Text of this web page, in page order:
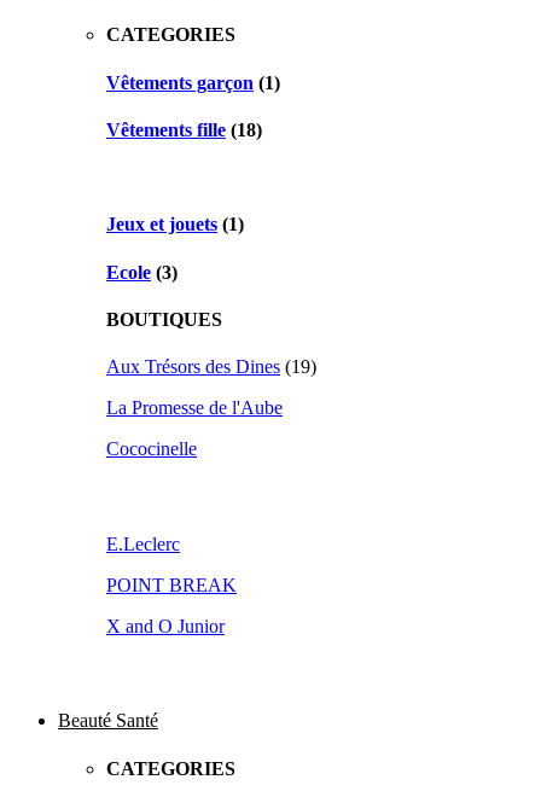
CATEGORIES
Vêtements garçon (1)
Vêtements fille (18)
Jeux et jouets (1)
Ecole (3)
BOUTIQUES
Aux Trésors des Dines (19)
La Promesse de l'Aube
Cococinelle
E.Leclerc
POINT BREAK
X and O Junior
Beauté Santé
CATEGORIES